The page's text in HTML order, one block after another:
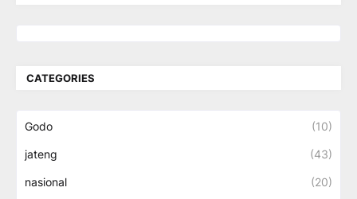
CATEGORIES
Godo (10)
jateng (43)
nasional (20)